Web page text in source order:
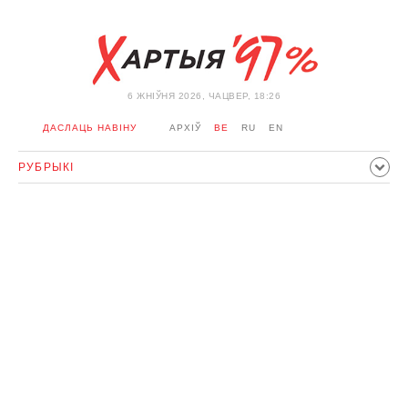
6 ЖНIЎНЯ 2026, ЧАЦВЕР, 18:26
ДАСЛАЦЬ НАВІНУ АРХІЎ BE RU EN
РУБРЫКІ